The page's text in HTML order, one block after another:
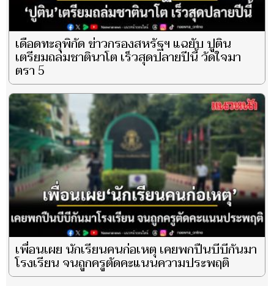
เดือดทะลุพิกัด ข่าวกรองสหรัฐฯ แฉยับ ปูติน
เตรียมถล่มชาตินาโต เร็วสุดปลายปีนี้ วัดใจมา
ตรา 5
เพื่อนเผย นักเรียนคนก่อเหตุ เคยพกปืนบีบีกันมา
โรงเรียน จนถูกครูตัดคะแนนความประพฤติ